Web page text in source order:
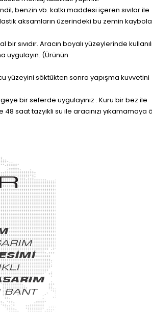
benzin vb. katkı maddesi içeren sıvılar ile
aksamların üzerindeki bu zemin
sıvıdır. Aracın boyalı yüzeylerinde
uygulayın. (Ürünün
yüzeyini söktükten sonra yapışma kuvvetini
bir seferde uygulayınız . Kuru bir bez ile
saat tazyikli su ile aracınızı yıkamamaya